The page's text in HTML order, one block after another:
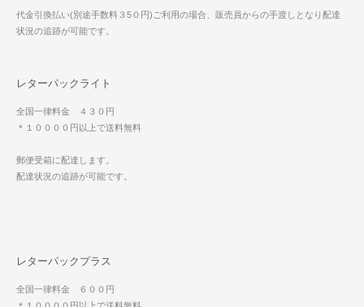
代金引換払い(別途手数料３5０円)ご利用の場合、販売員からの手渡しとなり配達
状況の追跡が可能です。
レターパックライト
全国一律料金 ４３０円
＊１００００円以上で送料無料
郵便受箱に配達します。
配達状況の追跡が可能です。
レターパックプラス
全国一律料金 ６００円